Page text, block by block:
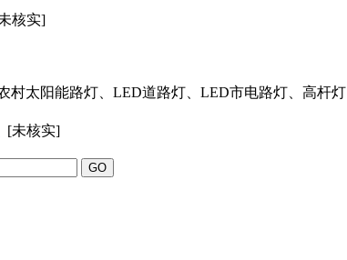
核实]
村太阳能路灯、LED道路灯、LED市电路灯、高杆
[未核实]